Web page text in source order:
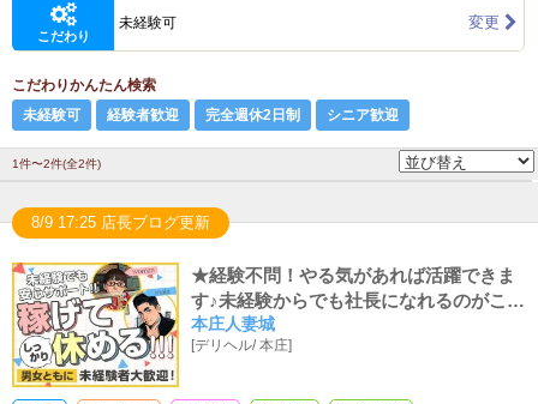
こだわり
未経験可 変更
こだわりかんたん検索
未経験可
経験者歓迎 完全週休2日制 シニア歓迎
1件〜2件(全2件)
8/9 17:25 店長ブログ更新
★経験不問！やる気があれば活躍できま
す♪未経験からでも社長になれるのがこの
お仕事です♪★
本庄人妻城
[デリヘル/本庄]